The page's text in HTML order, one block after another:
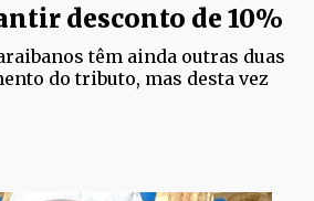
desconto de 10%
têm ainda outras duas
do tributo, mas desta vez